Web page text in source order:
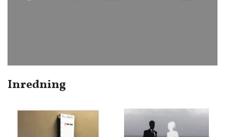
Inredning